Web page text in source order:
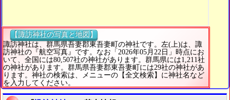
【諏訪神社の写真と地図】
諏訪神社は、群馬県吾妻郡東吾妻町の神社です。左(上)は、諏
訪神社の『航空写真』です。なお「2026年05月22日」時点にお
いて、全国には80,507社の神社があります。群馬県には1,211社
の神社があります。群馬県吾妻郡東吾妻町には29社の神社があ
ります。神社の検索は、メニューの【全文検索】に神社名など
を入力してください。